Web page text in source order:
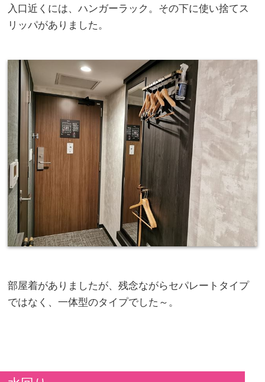
入口近くには、ハンガーラック。その下に使い捨てス
リッパがありました。
部屋着がありましたが、残念ながらセパレートタイプ
ではなく、一体型のタイプでした～。